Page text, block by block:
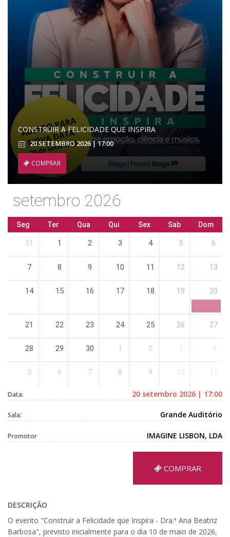
CONSTRUIR A FELICIDADE QUE INSPIRA
20 SETEMBRO 2026 | 17:00
COMPRAR
setembro 2026
Seg Ter Qua Qui Sex Sab Dom
31 1 2 3 4 5 6
7 8 9 10 11 12 13
14 15 16 17 18 19 20
21 22 23 24 25 26 27
28 29 30 1 2
5 6 7 8 9
Data: 20 setembro 2026 | 17:00
Sala: Grande Auditório
Promotor IMAGINE LISBON, LDA
COMPRAR
DESCRIÇÃO
O evento "Construir a Felicidade que Inspira - Dra.ª Ana Beatriz
Barbosa", previsto inicialmente para o dia 10 de maio de 2026,